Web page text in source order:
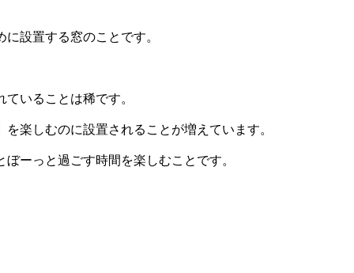
設置する窓のことです。
いることは稀です。
を楽しむのに設置されることが増えています。
ーっと過ごす時間を楽しむことです。